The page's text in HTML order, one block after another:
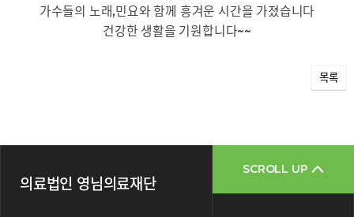
가수들의 노래,민요와 함께 흥겨운 시간을 가졌습니다
건강한 생활을 기원합니다~~
목록
의료법인 영님의료재단
SCROLL UP